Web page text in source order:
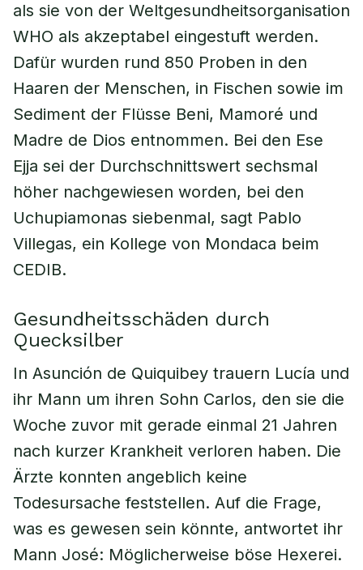
als sie von der Weltgesundheitsorganisation
WHO als akzeptabel eingestuft werden.
Dafür wurden rund 850 Proben in den
Haaren der Menschen, in Fischen sowie im
Sediment der Flüsse Beni, Mamoré und
Madre de Dios entnommen. Bei den Ese
Ejja sei der Durchschnittswert sechsmal
höher nachgewiesen worden, bei den
Uchupiamonas siebenmal, sagt Pablo
Villegas, ein Kollege von Mondaca beim
CEDIB.
Gesundheitsschäden durch
Quecksilber
In Asunción de Quiquibey trauern Lucía und
ihr Mann um ihren Sohn Carlos, den sie die
Woche zuvor mit gerade einmal 21 Jahren
nach kurzer Krankheit verloren haben. Die
Ärzte konnten angeblich keine
Todesursache feststellen. Auf die Frage,
was es gewesen sein könnte, antwortet ihr
Mann José: Möglicherweise böse Hexerei.